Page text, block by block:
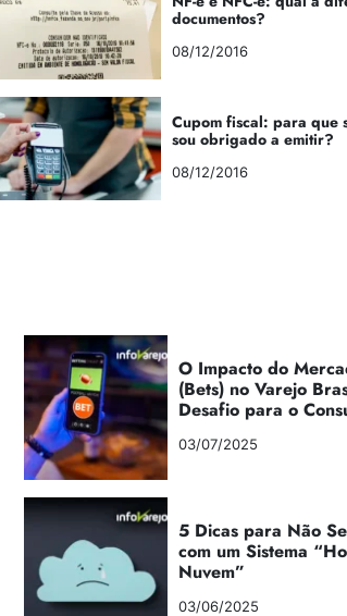
documentos?
08/12/2016
Cupom fiscal: para que
sou obrigado a emitir?
08/12/2016
O Impacto do
(Bets) no Varejo
Desafio para o
03/07/2025
5 Dicas para Não
com um Sistema
Nuvem”
03/06/2025